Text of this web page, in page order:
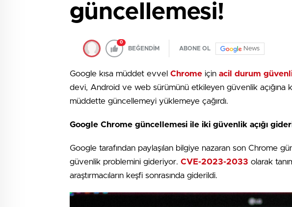
güncellemesi!
0
BEĞENDİM ABONE OL News
Google kısa müddet evvel Chrome için acil durum
devi, Android ve web sürümünü etkileyen güvenlik açığına
müddette güncellemeyi yüklemeye çağırdı.
Google Chrome güncellemesi ile iki güvenlik açığı
Google tarafından paylaşılan bilgiye nazaran son Chrome
güvenlik problemini gideriyor. CVE-2023-2033 olarak
araştırmacıların keşfi sonrasında giderildi.